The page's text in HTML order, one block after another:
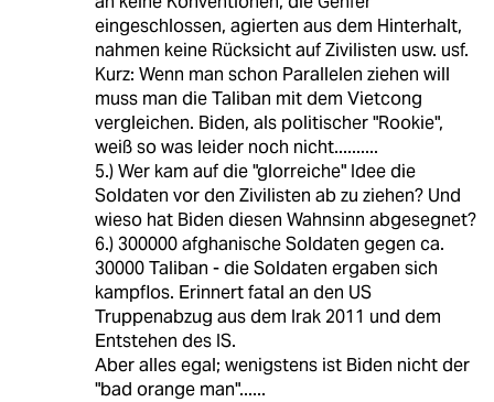
eingeschlossen, agierten aus dem Hinterhalt,
nahmen keine Rücksicht auf Zivilisten usw. usf.
Kurz: Wenn man schon Parallelen ziehen will
muss man die Taliban mit dem Vietcong
vergleichen. Biden, als politischer "Rookie",
weiß so was leider noch nicht..........
5.) Wer kam auf die "glorreiche" Idee die
Soldaten vor den Zivilisten ab zu ziehen? Und
wieso hat Biden diesen Wahnsinn abgesegnet?
6.) 300000 afghanische Soldaten gegen ca.
30000 Taliban - die Soldaten ergaben sich
kampflos. Erinnert fatal an den US
Truppenabzug aus dem Irak 2011 und dem
Entstehen des IS.
Aber alles egal; wenigstens ist Biden nicht der
"bad orange man"......